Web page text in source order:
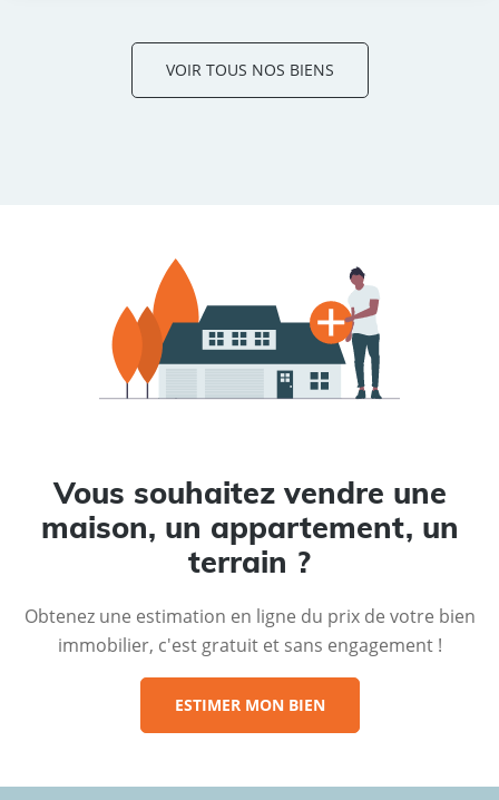
VOIR TOUS NOS BIENS
Vous souhaitez vendre une
maison, un appartement, un
terrain ?
Obtenez une estimation en ligne du prix de votre bien
immobilier, c'est gratuit et sans engagement !
ESTIMER MON BIEN